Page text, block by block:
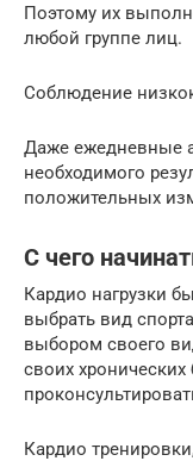
Поэтому их
любой группе лиц.
Соблюдение
Даже ежедневные
необходимого
положительных
С чего
Кардио нагрузки
выбрать вид
выбором своего
своих хронических
Кардио